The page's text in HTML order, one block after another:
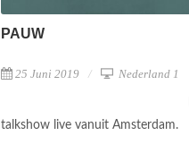
PAUW
25 Juni 2019 Nederland 1
talkshow live vanuit Amsterdam.